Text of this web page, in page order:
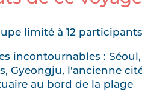
limité à 12
incontournables :
Gyeongju, l'ancienne
au bord de la plage